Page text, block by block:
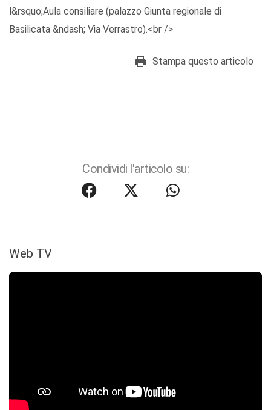
l&rsquo;Aula consiliare (palazzo Giunta regionale di
Basilicata &ndash; Via Verrastro).<br />
Stampa questo articolo
Condividi l'articolo su:
Web TV